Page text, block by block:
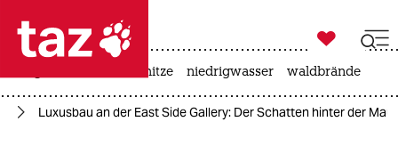
 taz zahl ich
taz zahl ich

taz zahl ich
hitze niedrigwasser waldbrände
Luxusbau an der East Side Gallery: Der Schatten hinter der